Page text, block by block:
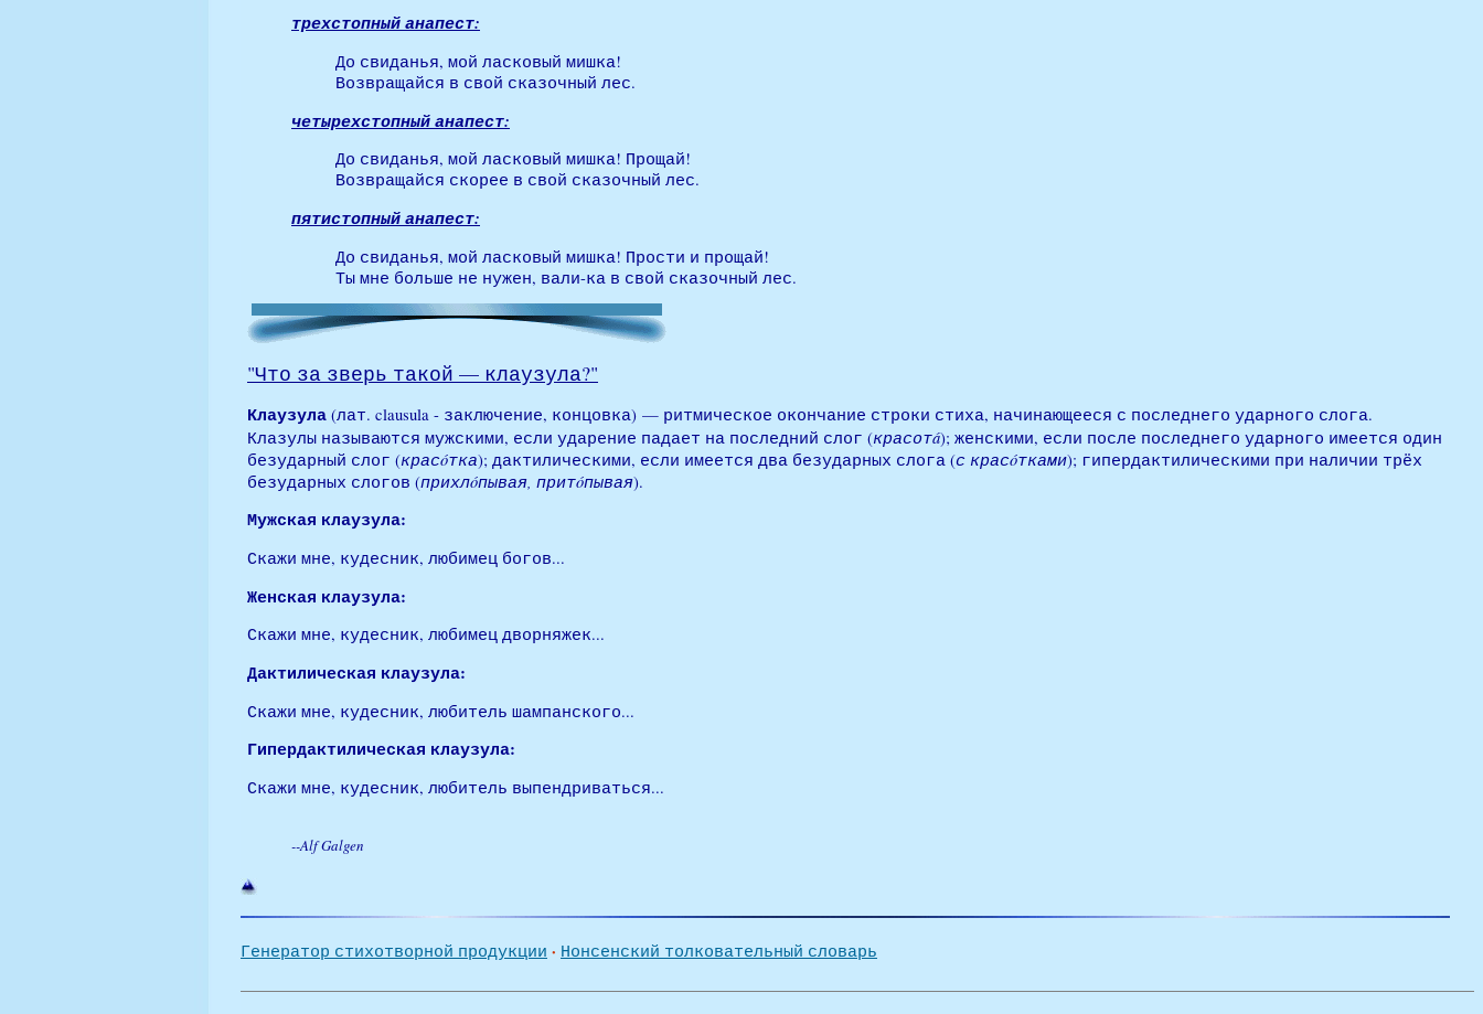
трехстопный анапест:
До свиданья, мой ласковый мишка!
Возвращайся в свой сказочный лес.
четырехстопный анапест:
До свиданья, мой ласковый мишка! Прощай!
Возвращайся скорее в свой сказочный лес.
пятистопный анапест:
До свиданья, мой ласковый мишка! Прости и прощай!
Ты мне больше не нужен, вали-ка в свой сказочный лес.
"Что за зверь такой — клаузула?"
Клаузула (лат. clausula - заключение, концовка) — ритмическое окончание строки стиха, начинающееся с последнего ударного слога.
Клазулы называются мужскими, если ударение падает на последний слог (красотá); женскими, если после последнего ударного имеется один
безударный слог (красóтка); дактилическими, если имеется два безударных слога (с красóтками); гипердактилическими при наличии трёх
безударных слогов (прихлóпывая, притóпывая).
Мужская клаузула:
Скажи мне, кудесник, любимец богов...
Женская клаузула:
Скажи мне, кудесник, любимец дворняжек...
Дактилическая клаузула:
Скажи мне, кудесник, любитель шампанского...
Гипердактилическая клаузула:
Скажи мне, кудесник, любитель выпендриваться...
--Alf Galgen
Генератор стихотворной продукции · Нонсенский толковательный словарь